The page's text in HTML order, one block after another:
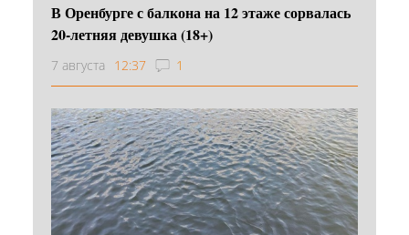
В Оренбурге с балкона на 12 этаже сорвалась
20-летняя девушка (18+)
7 августа 12:37 1